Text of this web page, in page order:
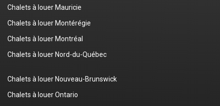
Chalets à louer Mauricie
Chalets à louer Montérégie
Chalets à louer Montréal
Chalets à louer Nord-du-Québec
Chalets à louer Nouveau-Brunswick
Chalets à louer Ontario